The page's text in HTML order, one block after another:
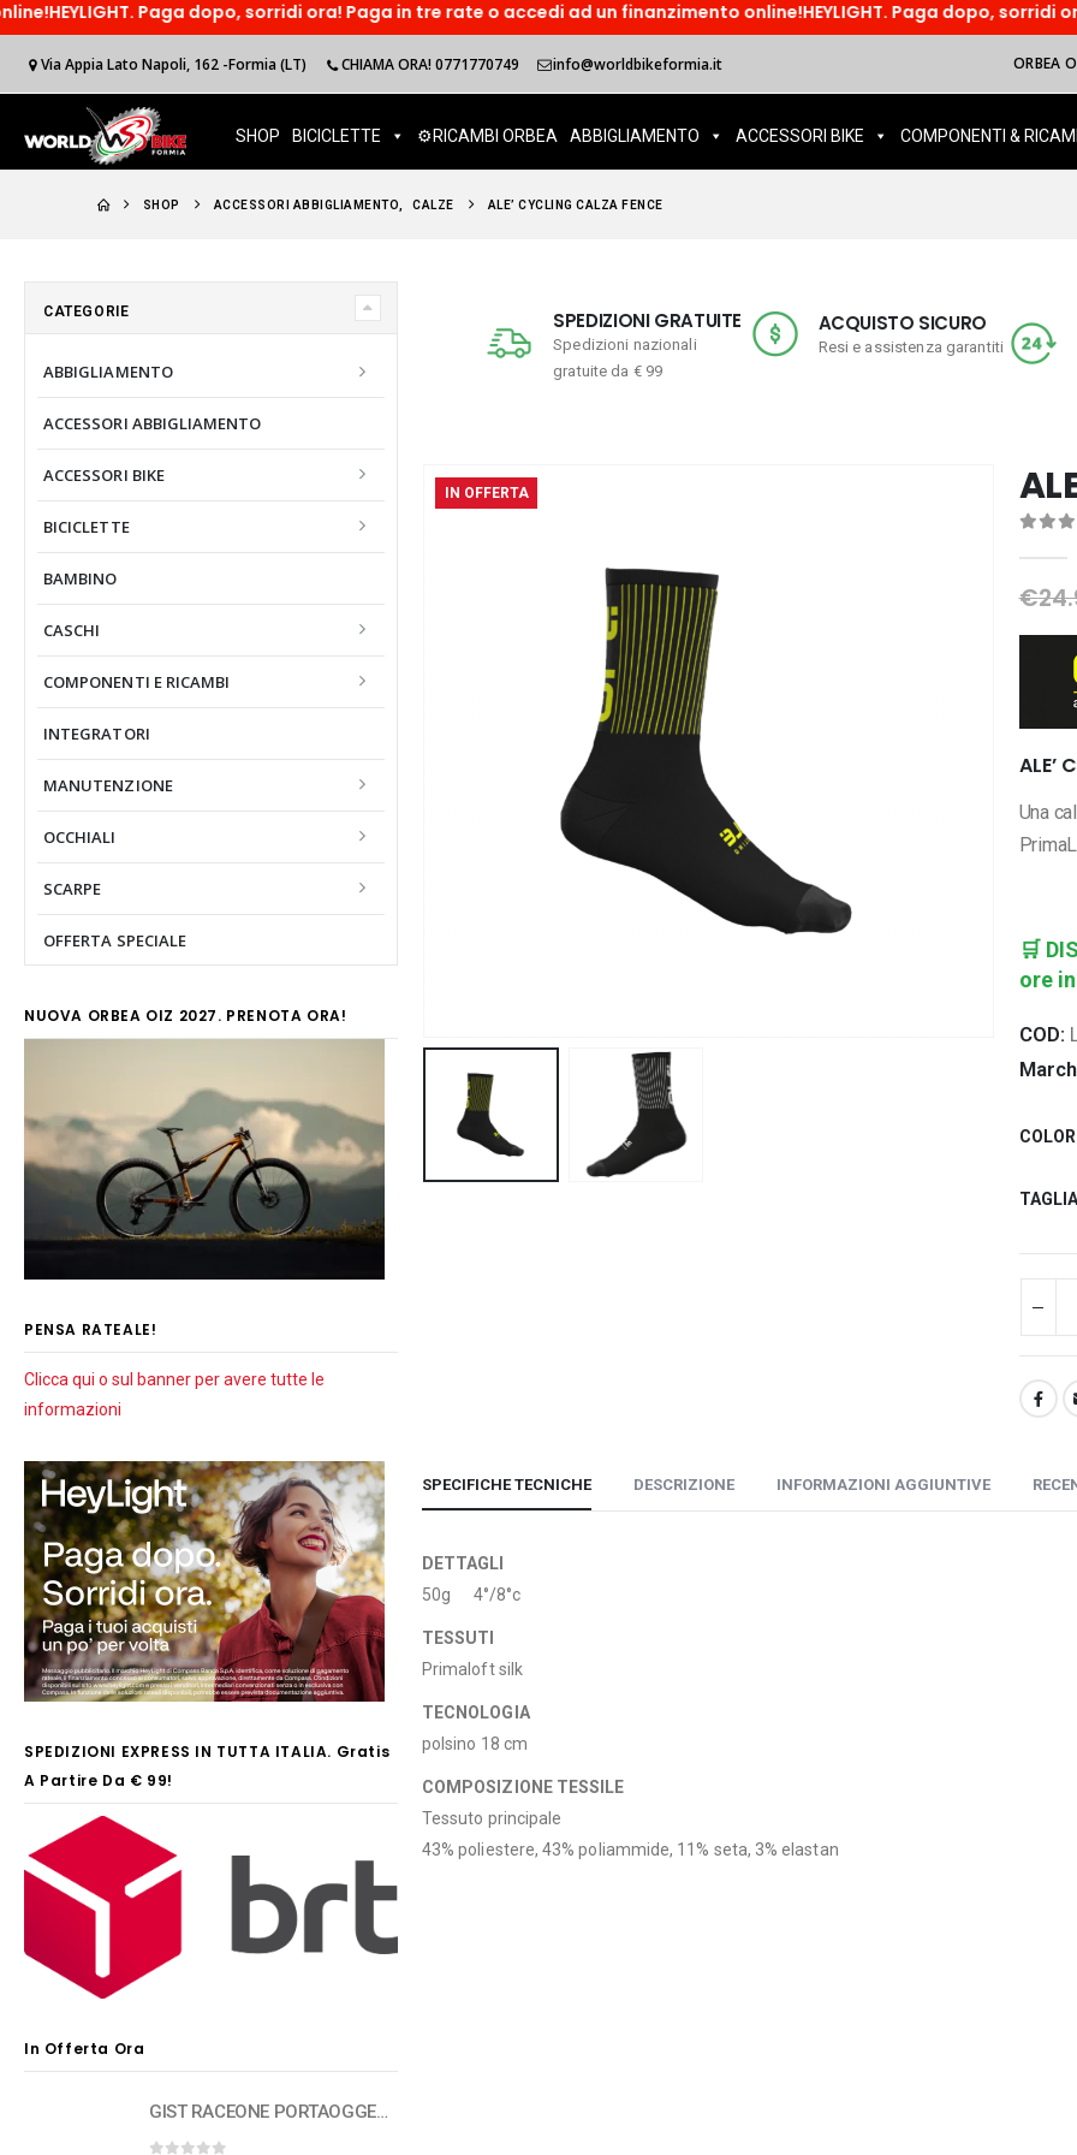
Paga dopo, sorridi ora! Paga in tre rate o accedi ad un finanzimento online!HEYLIGHT. Paga dopo, sorridi ora!
Via Appia Lato Napoli, 162 -Formia (LT) CHIAMA ORA! 0771770749 info@worldbikeformia.it ORBEA
SHOP BICICLETTE ⚙️RICAMBI ORBEA ABBIGLIAMENTO ACCESSORI BIKE COMPONENTI &
SHOP ACCESSORI ABBIGLIAMENTO CALZE ALE’ CYCLING CALZA FENCE
SPEDIZIONI GRATUITE
Spedizioni nazionali
gratuite da € 99
ACQUISTO SICURO
Resi e assistenza garantiti
IN OFFERTA
€
ALE’
Una
🛒
ore
COD:
SPECIFICHE TECNICHE DESCRIZIONE INFORMAZIONI AGGIUNTIVE
DETTAGLI
50g 4°/8°c
TESSUTI
Primaloft silk
TECNOLOGIA
polsino 18 cm
COMPOSIZIONE TESSILE
Tessuto principale
43% poliestere, 43% poliammide, 11% seta, 3% elastan
CATEGORIE
ABBIGLIAMENTO
ACCESSORI ABBIGLIAMENTO
ACCESSORI BIKE
BICICLETTE
BAMBINO
CASCHI
COMPONENTI E RICAMBI
INTEGRATORI
MANUTENZIONE
OCCHIALI
SCARPE
OFFERTA SPECIALE
NUOVA ORBEA OIZ 2027. PRENOTA ORA!
PENSA RATEALE!
Clicca qui o sul banner per avere tutte le
informazioni
SPEDIZIONI EXPRESS IN TUTTA ITALIA. Gratis
A Partire Da € 99!
In Offerta Ora
GIST RACEONE PORTAOGGETTI PR2-BOX 500 ml